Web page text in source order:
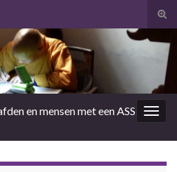
en mensen met een ASS